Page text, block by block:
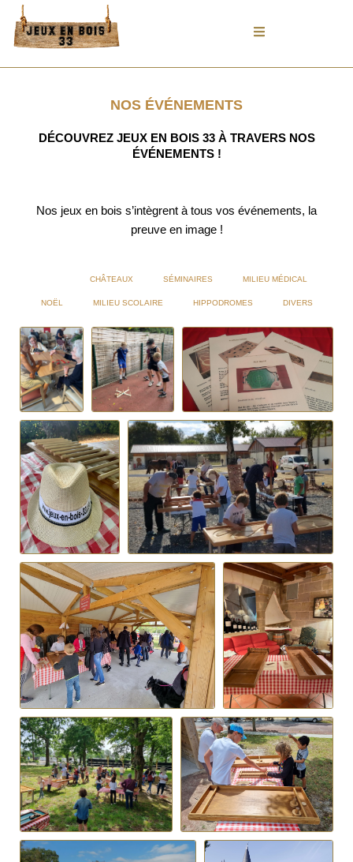
Aller
contenu
NOS ÉVÉNEMENTS
DÉCOUVREZ JEUX EN BOIS 33 À TRAVERS NOS
ÉVÉNEMENTS !
Nos jeux en bois s’intègrent à tous vos événements, la
preuve en image !
CHÂTEAUX SÉMINAIRES MILIEU MÉDICAL
NOËL MILIEU SCOLAIRE HIPPODROMES DIVERS